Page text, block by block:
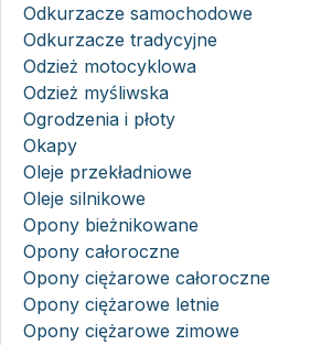
Odkurzacze samochodowe
Odkurzacze tradycyjne
Odzież motocyklowa
Odzież myśliwska
Ogrodzenia i płoty
Okapy
Oleje przekładniowe
Oleje silnikowe
Opony bieżnikowane
Opony całoroczne
Opony ciężarowe całoroczne
Opony ciężarowe letnie
Opony ciężarowe zimowe